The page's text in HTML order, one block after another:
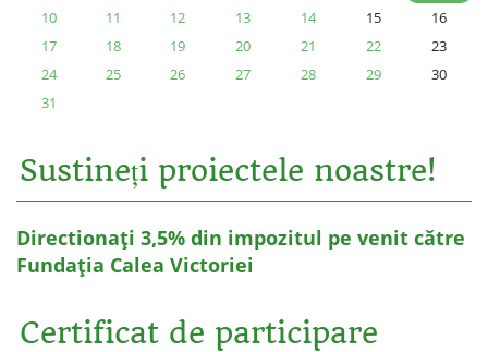
10
11 12 13 14 15
16
17
18 19 20 21 22
23
24
25 26 27 28 29
30
31
Sustineți proiectele noastre!
Directionați 3,5% din impozitul pe venit către
Fundația Calea Victoriei
Certificat de participare